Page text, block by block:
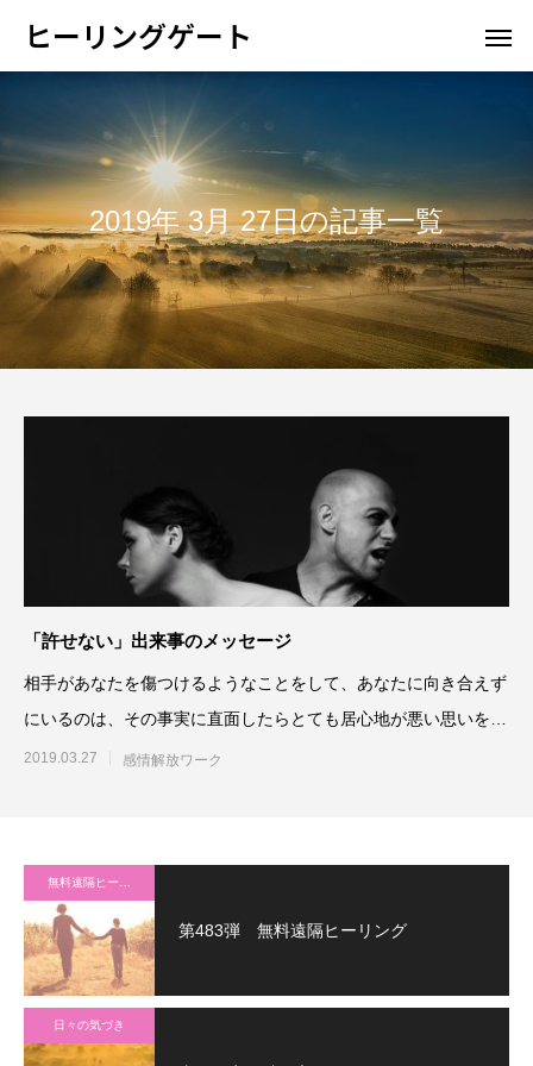
ヒーリングゲート
2019年 3月 27日の記事一覧
「許せない」出来事のメッセージ
相手があなたを傷つけるようなことをして、あなたに向き合えず
にいるのは、その事実に直面したらとても居心地が悪い思いをし
なければいけないからです
2019.03.27 感情解放ワーク
第483弾 無料遠隔ヒーリング
日々の気づき